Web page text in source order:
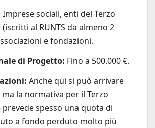
Imprese sociali, enti del Terzo
al RUNTS da almeno 2
e fondazioni.
di Progetto: Fino a 500.000 €.
Anche qui si può arrivare
ma la normativa per il Terzo
spesso una quota di
a fondo perduto molto più